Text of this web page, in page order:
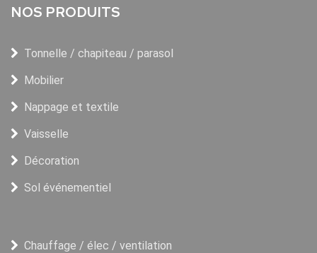
NOS PRODUITS
Tonnelle / chapiteau / parasol
Mobilier
Nappage et textile
Vaisselle
Décoration
Sol événementiel
Chauffage / élec / ventilation